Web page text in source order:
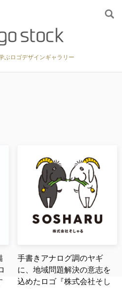
ぶロゴデザインギャラリー
手書きアナログ調のヤギ
に、地域問題解決の意志を
込めたロゴ『株式会社そし